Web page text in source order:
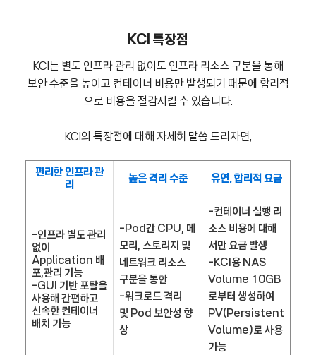
KCI 특장점
KCI는 별도 인프라 관리 없이도 인프라 리소스 구분을 통해
보안 수준을 높이고 컨테이너 비용만 발생되기 때문에 합리적
으로 비용을 절감시킬 수 있습니다.
KCI의 특장점에 대해 자세히 말씀 드리자면,
편리한 인프라 관
리
높은 격리 수준 유연, 합리적 요금
-인프라 별도 관리
없이
Application 배
포,관리 기능
-GUI 기반 포탈을
사용해 간편하고
신속한 컨테이너
배치 가능
-Pod간 CPU, 메
모리, 스토리지 및
네트워크 리소스
구분을 통한
-워크로드 격리
및 Pod 보안성 향
상
-컨테이너 실행 리
소스 비용에 대해
서만 요금 발생
-KCI용 NAS
Volume 10GB
로부터 생성하여
PV(Persistent
Volume)로 사용
가능